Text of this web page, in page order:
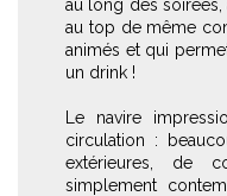
au long des
au top de même
animés et qui
un drink !
Le navire
circulation :
extérieures, de
simplement